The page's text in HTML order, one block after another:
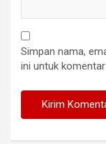
Simpan nama,
ini untuk